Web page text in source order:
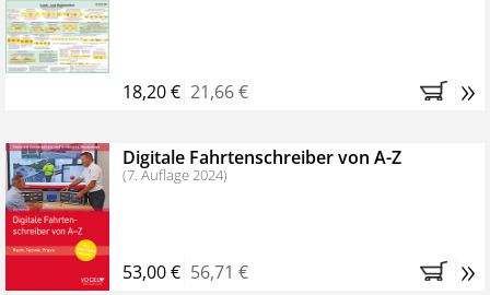
Bestellen Sie jetzt das VerkehrsRundschau Profipaket im
Kennenlern-Abo für zwei Monate (inkl. der derzeitig
Monaten brauchen Sie nichts weiter tun, das
Abonnement endet automatisch, es entstehen keine
weiteren Verpflichtungen.
18,20 € 21,66 € »
Digitale Fahrtenschreiber von A-Z
(7. Auflage 2024)
53,00 € 56,71 € »